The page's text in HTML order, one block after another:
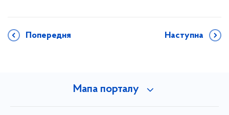
Попередня Наступна
Мапа порталу